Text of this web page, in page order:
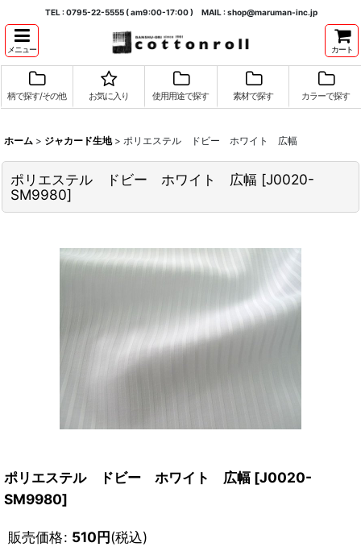
TEL : 0795-22-5555 ( am9:00-17:00 ) MAIL : shop@maruman-inc.jp
メニュー カート
柄で探す/その他 お気に入り 使用用途で探す 素材で探す カラーで探す
ホーム > ジャカード生地 > ポリエステル ドビー ホワイト 広幅
ポリエステル ドビー ホワイト 広幅 [J0020-
SM9980]
ポリエステル ドビー ホワイト 広幅 [J0020-
SM9980]
販売価格: 510円(税込)